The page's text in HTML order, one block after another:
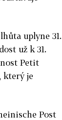
uplyne 31.
už k 31.
Petit
který je
Post